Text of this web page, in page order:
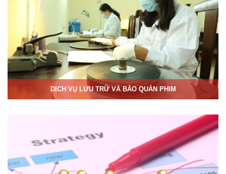
DỊCH VỤ LƯU TRỮ VÀ BẢO QUẢN PHIM